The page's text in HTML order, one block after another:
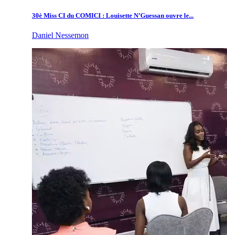
30è Miss CI du COMICI : Louisette N’Guessan ouvre le...
Daniel Nessemon